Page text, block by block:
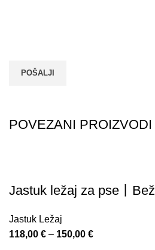
POVEZANI PROIZVODI
Jastuk ležaj za pse丨Bež
Jastuk Ležaj
118,00 € – 150,00 €